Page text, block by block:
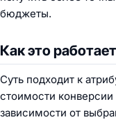
бюджеты.
Как это работает
Суть подходит к
стоимости
зависимости от